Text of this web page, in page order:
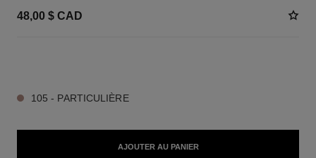
48,00 $ CAD
105 - PARTICULIÈRE
AJOUTER AU PANIER